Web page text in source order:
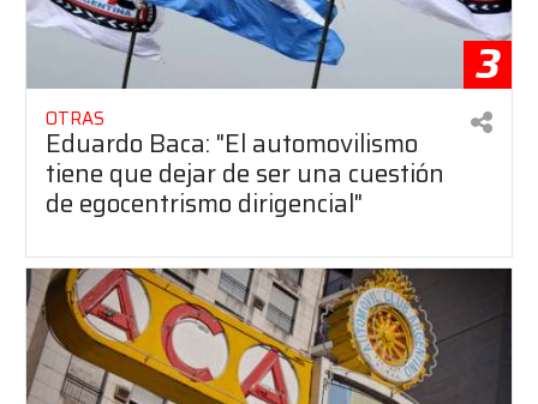
3
OTRAS
Eduardo Baca: "El automovilismo
tiene que dejar de ser una cuestión
de egocentrismo dirigencial"